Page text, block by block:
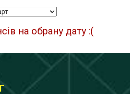
на обрану дату :(